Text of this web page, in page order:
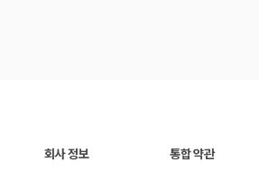
회사 정보 통합 약관